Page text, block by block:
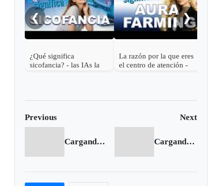
❮
¿Qué significa
sicofancia? - las IAs la
La razón por la que eres
el centro de atención -
❯
Previous Next
Cargando anterior... Cargando siguiente...